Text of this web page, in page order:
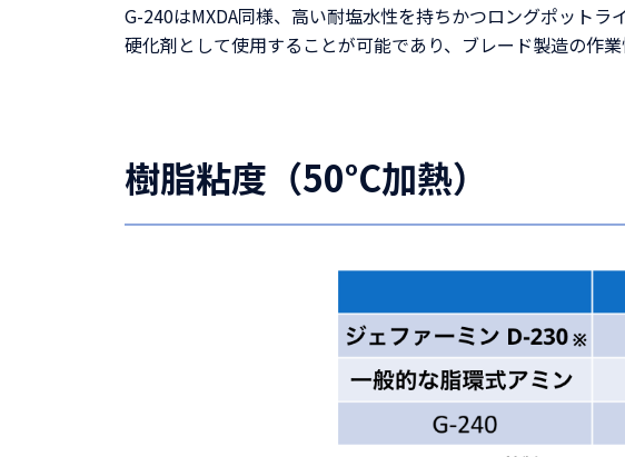
G-240はMXDA同様、高い耐塩水性を持ちかつロングポット
硬化剤として使用することが可能であり、ブレード製造の作
樹脂粘度（50°C加熱）